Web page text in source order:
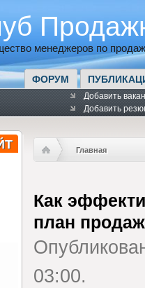
менеджеров по
ФОРУМ
Добавить
Добавить
Главная
Как
план
03:00.